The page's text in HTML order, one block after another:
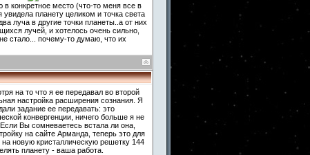
конкретное место (что-то меня все в
планету целиком и точка света
луча в другие точки планеты..а от них
лучей, и хотелось очень сильно,
стало... почему-то думаю, что их
на то что я ее передавал во второй
настройка расширения сознания. Я
задание ее передавать: это
конвергенции, ничего больше я не
Вы сомневаетесь встала ли она,
на сайте Арманда, теперь это для
новую кристаллическую решетку 144
планету - ваша работа.